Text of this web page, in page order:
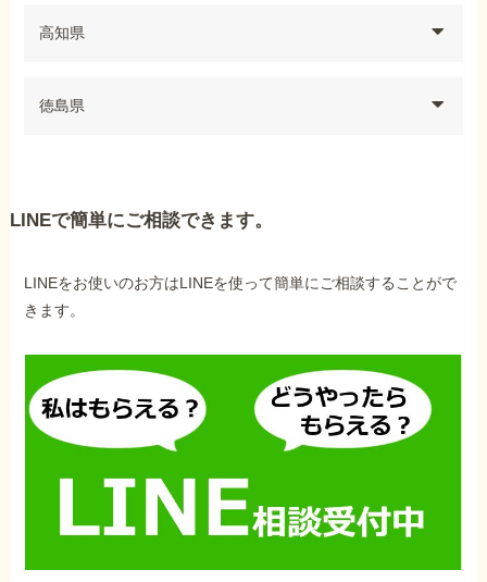
高知県
徳島県
LINEで簡単にご相談できます。
LINEをお使いのお方はLINEを使って簡単にご相談することがで
きます。